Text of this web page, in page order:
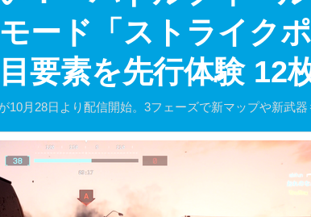
ード「ストライク
要素を先行体験 12
10月28日より配信開始。3フェーズで新マップや新武器